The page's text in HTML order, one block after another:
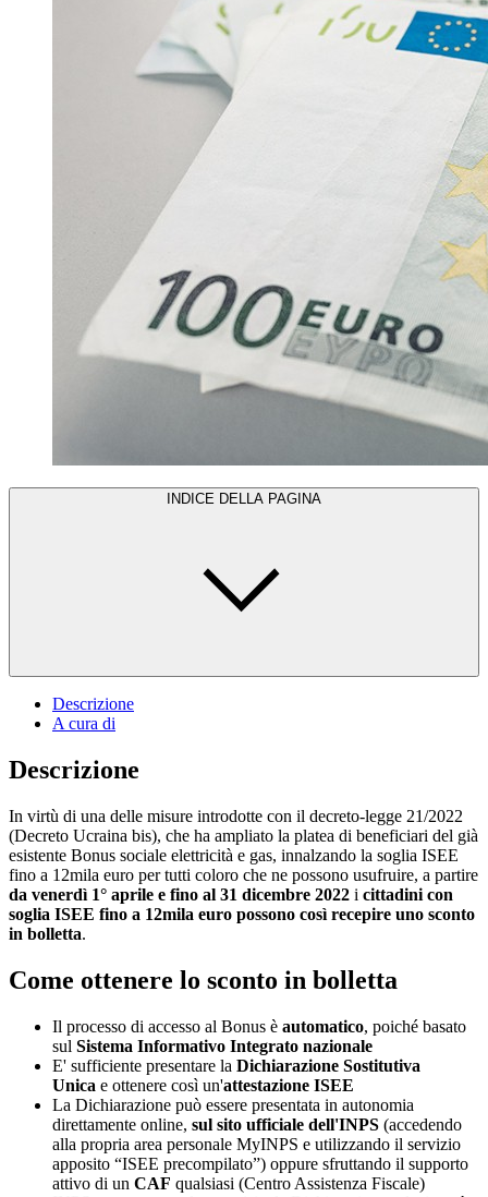
INDICE DELLA PAGINA
Descrizione
A cura di
Descrizione
In virtù di una delle misure introdotte con il decreto-legge 21/2022
(Decreto Ucraina bis), che ha ampliato la platea di beneficiari del già
esistente Bonus sociale elettricità e gas, innalzando la soglia ISEE
fino a 12mila euro per tutti coloro che ne possono usufruire, a partire
da venerdì 1° aprile e fino al 31 dicembre 2022 i cittadini con
soglia ISEE fino a 12mila euro possono così recepire uno sconto
in bolletta.
Come ottenere lo sconto in bolletta
Il processo di accesso al Bonus è automatico, poiché basato
sul Sistema Informativo Integrato nazionale
E' sufficiente presentare la Dichiarazione Sostitutiva
Unica e ottenere così un'attestazione ISEE
La Dichiarazione può essere presentata in autonomia
direttamente online, sul sito ufficiale dell'INPS (accedendo
alla propria area personale MyINPS e utilizzando il servizio
apposito “ISEE precompilato”) oppure sfruttando il supporto
attivo di un CAF qualsiasi (Centro Assistenza Fiscale)